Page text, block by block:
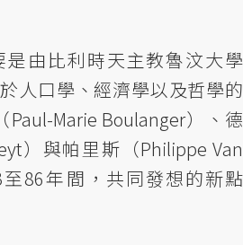
是由比利時天主教魯汶大學
人口學、經濟學以及哲學的
Marie Boulanger）、德
）與帕里斯（Philippe Van
86年間，共同發想的新點